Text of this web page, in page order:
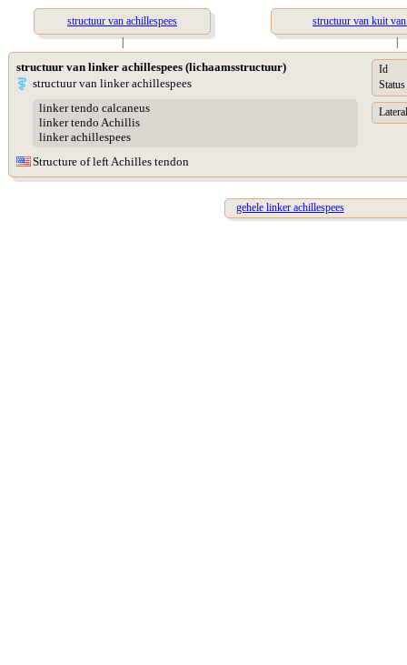
structuur van achillespees
structuur van kuit
|
|
structuur van linker achillespees (lichaamsstructuur)
structuur van linker achillespees
linker tendo calcaneus
linker tendo Achillis
linker achillespees
Structure of left Achilles tendon
Id
Status
gehele linker achillespees